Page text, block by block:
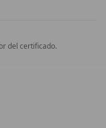
del certificado.